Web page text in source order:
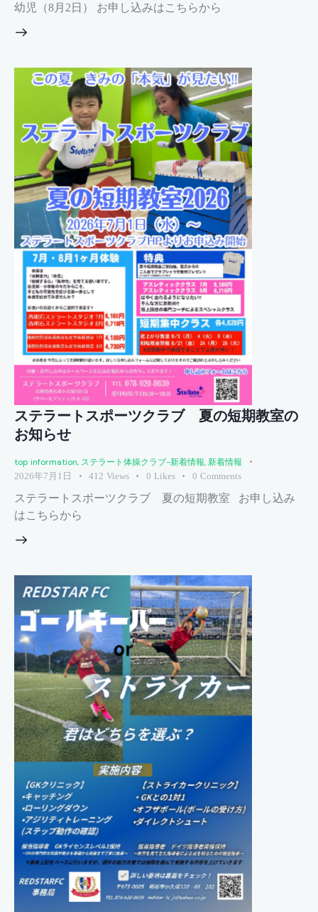
幼児（8月2日） お申し込みはこちらから
ステラートスポーツクラブ 夏の短期教室の
お知らせ
top information, ステラート体操クラブ-新着情報,新着情報
2026年7月1日 412 Views 0 Likes 0 Comments
ステラートスポーツクラブ 夏の短期教室 お申し込み
はこちらから